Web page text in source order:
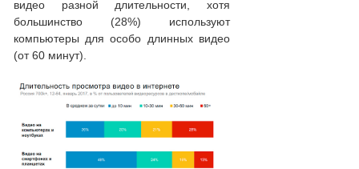
видео разной длительности, хотя
большинство (28%) используют
компьютеры для особо длинных видео
(от 60 минут).